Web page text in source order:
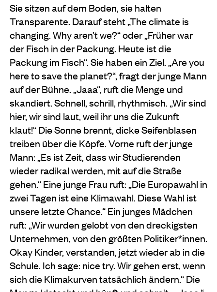
Sie sitzen auf dem Boden, sie halten
Transparente. Darauf steht „The climate is
changing. Why aren’t we?“ oder „Früher war
der Fisch in der Packung. Heute ist die
Packung im Fisch“. Sie haben ein Ziel. „Are you
here to save the planet?“, fragt der junge Mann
auf der Bühne. „Jaaa“, ruft die Menge und
skandiert. Schnell, schrill, rhythmisch. „Wir sind
hier, wir sind laut, weil ihr uns die Zukunft
klaut!“ Die Sonne brennt, dicke Seifenblasen
treiben über die Köpfe. Vorne ruft der junge
Mann: „Es ist Zeit, dass wir Studierenden
wieder radikal werden, mit auf die Straße
gehen.“ Eine junge Frau ruft: „Die Europawahl in
zwei Tagen ist eine Klimawahl. Diese Wahl ist
unsere letzte Chance.“ Ein junges Mädchen
ruft: „Wir wurden gelobt von den dreckigsten
Unternehmen, von den größten Politiker*innen.
Okay Kinder, verstanden, jetzt wieder ab in die
Schule. Ich sage: nice try. Wir gehen erst, wenn
sich die Klimakurven tatsächlich ändern.“ Die